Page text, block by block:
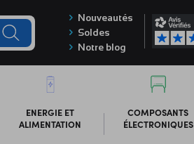
Nouveautés
Soldes
Notre blog
ENERGIE ET
ALIMENTATION
COMPOSANTS
ÉLECTRONIQUES